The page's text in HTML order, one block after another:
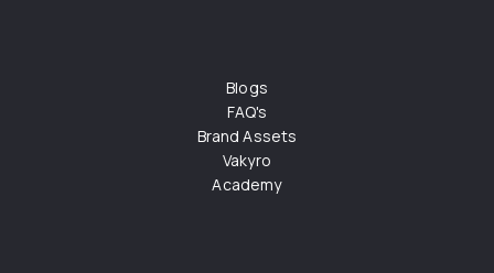
Blogs
FAQ's
Brand Assets
Vakyro
Academy